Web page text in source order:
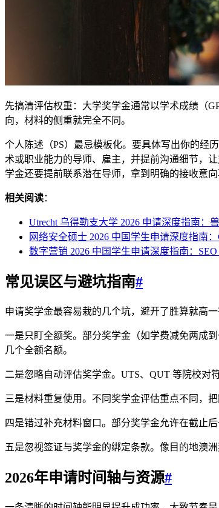
先搞清评估权重：大学奖学金通常以学术成绩（
向，材料的侧重就完全不同。
个人陈述（PS）最忌模板化。要具体写出你的
术或职业能力的导师、雇主，并提前沟通细节，
学金还要提前联系潜在导师，拿到明确的接收意向
相关阅读：
Utrecht 乌得勒支大学 2026 申请深度指南：
网络安全硕士 2026 中国学生申请深度指南：
数字营销 2026 中国学生申请深度指南：SEO
常见误区与避坑指南#
申请奖学金最容易栽的几个坑，避开了胜算就高一
一是只盯全额奖。部分奖学金（如学费减免两成
几个全额名额。
二是忽略自动评估奖学金。UTS、QUT 等院校
三是材料重复使用。不同奖学金评估重点不同，
四是错过补充材料窗口。部分奖学金允许在截止
五是忽视签证与奖学金的绑定条款。像目的地澳
2026年申请时间轴与资源#